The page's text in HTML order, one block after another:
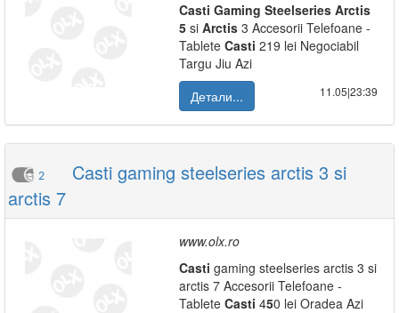
Casti Gaming Steelseries Arctis
5 si Arctis 3 Accesorii Telefoane -
Tablete Casti 219 lei Negociabil
Targu Jiu Azi
Детали...
11.05|23:39
2
Casti gaming steelseries arctis 3 si
arctis 7
www.olx.ro
Casti gaming steelseries arctis 3 si
arctis 7 Accesorii Telefoane -
Tablete Casti 450 lei Oradea Azi